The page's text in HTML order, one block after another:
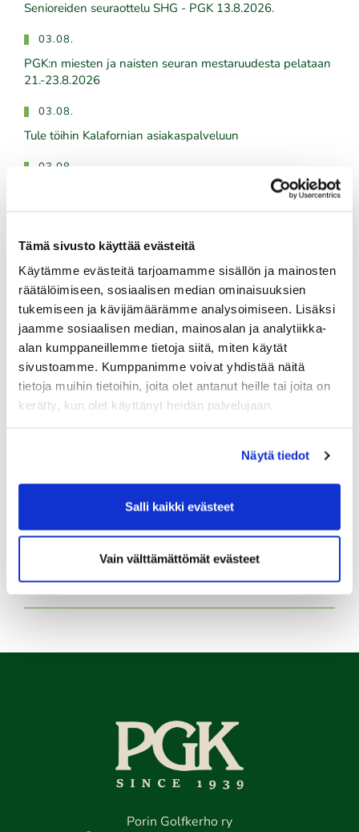
Tämä sivusto käyttää evästeitä
Käytämme evästeitä tarjoamamme sisällön ja mainosten
räätälöimiseen, sosiaalisen median ominaisuuksien
tukemiseen ja kävijämäärämme analysoimiseen. Lisäksi
jaamme sosiaalisen median, mainosalan ja analytiikka-
alan kumppaneillemme tietoja siitä, miten käytät
sivustoamme. Kumppanimme voivat yhdistää näitä
tietoja muihin tietoihin, joita olet antanut heille tai joita on
kerätty, kun olet käyttänyt heidän palvelujaan.
Näytä tiedot
Salli kaikki evästeet
Vain välttämättömät evästeet
​​​​​​​Senioreiden seuraottelu SHG - PGK 13.8.2026.
03.08.
PGK:n miesten ja naisten seuran mestaruudesta pelataan
21.-23.8.2026
03.08.
Tule töihin Kalafornian asiakaspalveluun
03.08.
Tulevat tapahtumat
IKH Milwaukee Open
10.08.
Green Card kurssi Ma 10.8. klo 17-21
10.08.
Kaikki tapahtumat >>
Porin Golfkerho ry